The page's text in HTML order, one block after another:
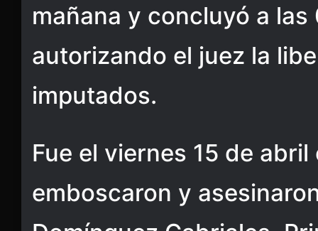
mañana y concluyó a
autorizando el juez la
imputados.
Fue el viernes 15 de
emboscaron y